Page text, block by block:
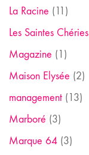
La Racine (11)
Les Saintes Chéries
Magazine (1)
Maison Elysée (2)
management (13)
Marboré (3)
Marque 64 (3)